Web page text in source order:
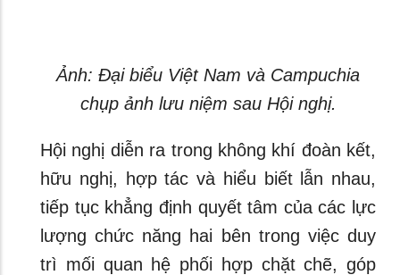
Ảnh: Đại biểu Việt Nam và Campuchia
chụp ảnh lưu niệm sau Hội nghị.
Hội nghị diễn ra trong không khí đoàn kết,
hữu nghị, hợp tác và hiểu biết lẫn nhau,
tiếp tục khẳng định quyết tâm của các lực
lượng chức năng hai bên trong việc duy
trì mối quan hệ phối hợp chặt chẽ, góp